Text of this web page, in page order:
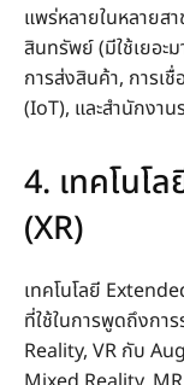
แพร่หลายในหลายส
สินทรัพย์ (มีใช้เยอะ
การส่งสินค้า, การเ
(IoT), และสำนักงาน
4. เทคโนโ
(XR)
เทคโนโลยี
ที่ใช้ในการพูดถึงกา
Reality, VR กับ